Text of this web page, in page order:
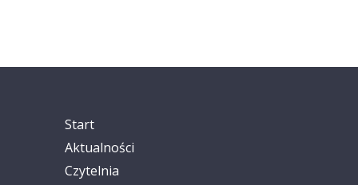
Start
Aktualności
Czytelnia